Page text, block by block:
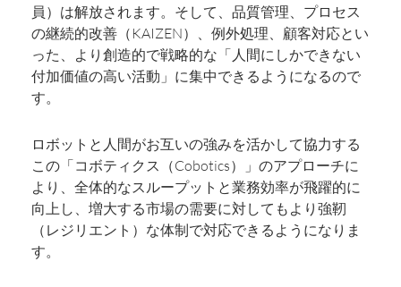
員）は解放されます。そして、品質管理、プロセス
の継続的改善（KAIZEN）、例外処理、顧客対応とい
った、より創造的で戦略的な「人間にしかできない
付加価値の高い活動」に集中できるようになるので
す。
ロボットと人間がお互いの強みを活かして協力する
この「コボティクス（Cobotics）」のアプローチに
より、全体的なスループットと業務効率が飛躍的に
向上し、増大する市場の需要に対してもより強靭
（レジリエント）な体制で対応できるようになりま
す。